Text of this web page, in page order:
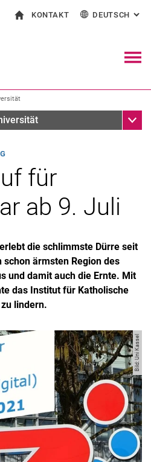
Springe direkt zu: Inhalt
Springe direkt zu: Suche
Springe direkt zu:
(öffnet externen Link in einem
KONTAKT
Presse und Öffentlichkeit
Einrichtungen suchen
DEUTSCH :
für
ab 9. Juli
die schlimmste Dürre seit
ärmsten Region des
und damit auch die Ernte. Mit
das Institut für Katholische
lindern.
Bild: Uni Kassel